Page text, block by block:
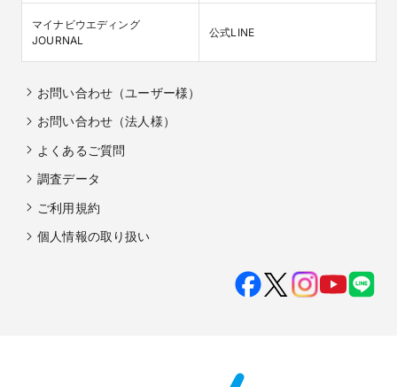
マイナビウエディング
JOURNAL
公式LINE
お問い合わせ（ユーザー様）
お問い合わせ（法人様）
よくあるご質問
調査データ
ご利用規約
個人情報の取り扱い